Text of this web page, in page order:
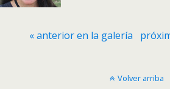
« anterior en la galería
Volver arriba